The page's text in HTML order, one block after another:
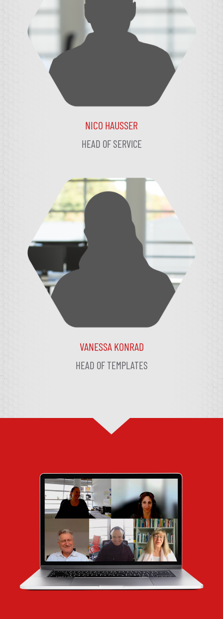
NICO HAUSSER
HEAD OF SERVICE
VANESSA KONRAD
HEAD OF TEMPLATES